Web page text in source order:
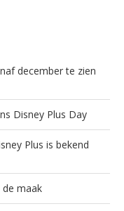
december te zien
Disney Plus Day
Plus is bekend
de maak